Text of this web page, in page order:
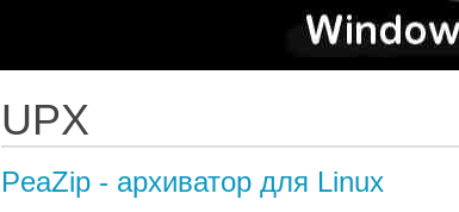
UPX
PeaZip - архиватор для Linux